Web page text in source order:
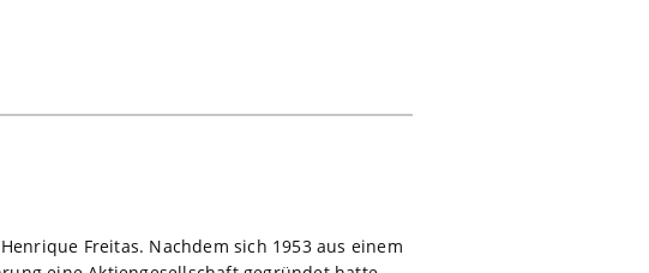
Freitas. Nachdem sich 1953 aus einem